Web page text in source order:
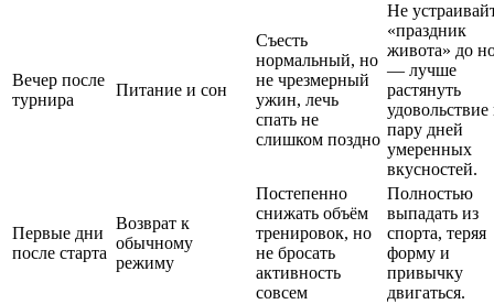
Вечер после
турнира
Питание и сон
Съесть
нормальный, но
не чрезмерный
ужин, лечь
спать не
слишком поздно
Не
«праздник
живота» до
— лучше
растянуть
удовольствие
пару дней
умеренных
вкусностей.
Первые дни
после старта
Возврат к
обычному
режиму
Постепенно
снижать объём
тренировок, но
не бросать
активность
совсем
Полностью
выпадать из
спорта, теряя
форму и
привычку
двигаться.